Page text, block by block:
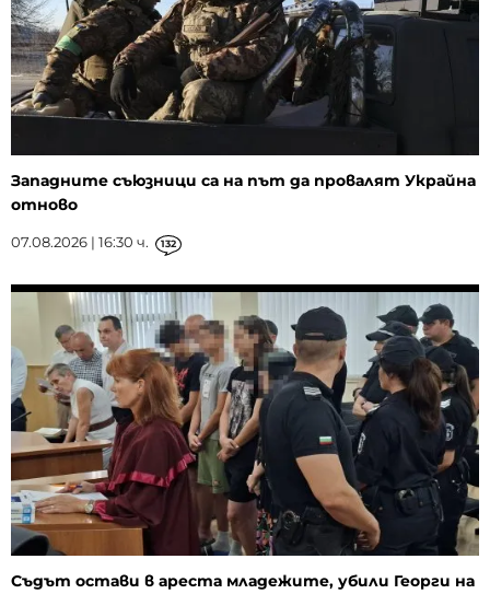
Западните съюзници са на път да провалят Украйна
отново
07.08.2026 | 16:30 ч. 132
Съдът остави в ареста младежите, убили Георги на